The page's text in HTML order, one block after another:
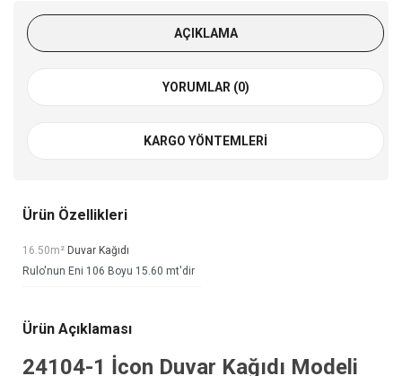
AÇIKLAMA
YORUMLAR (0)
KARGO YÖNTEMLERI
Ürün Özellikleri
16.50m² Duvar Kağıdı
Rulo'nun Eni 106 Boyu 15.60 mt'dir
Ürün Açıklaması
24104-1 İcon Duvar Kağıdı Modeli